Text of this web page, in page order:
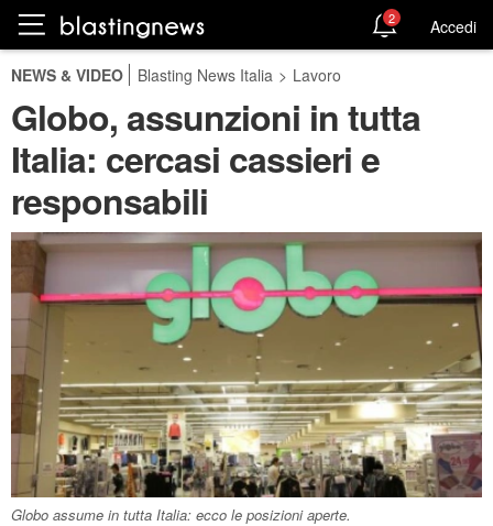
2 Accedi
NEWS & VIDEO Blasting News Italia > Lavoro
Globo, assunzioni in tutta
Italia: cercasi cassieri e
responsabili
Globo assume in tutta Italia: ecco le posizioni aperte.